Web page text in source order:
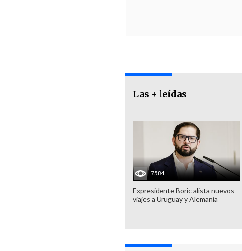
Las + leídas
7584
Expresidente Boric alista nuevos
viajes a Uruguay y Alemania